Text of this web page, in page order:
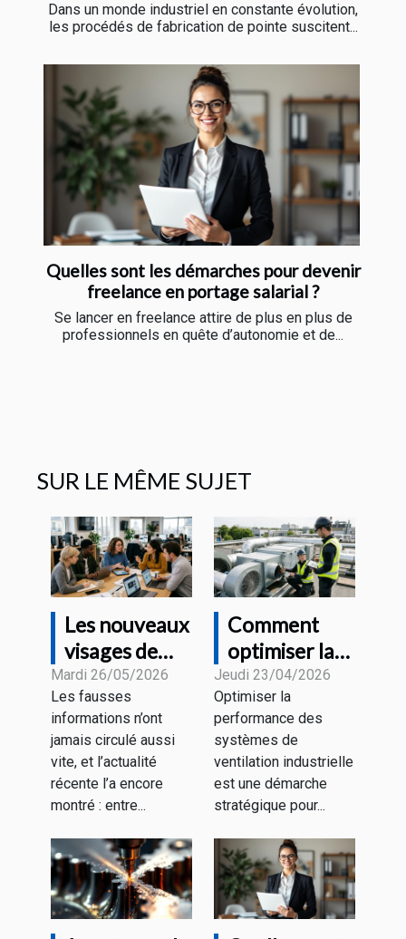
Dans un monde industriel en constante évolution,
les procédés de fabrication de pointe suscitent...
Quelles sont les démarches pour devenir
freelance en portage salarial ?
Se lancer en freelance attire de plus en plus de
professionnels en quête d’autonomie et de...
SUR LE MÊME SUJET
Les nouveaux
visages de
l'information
à l'heure des
fake news
Mardi 26/05/2026
Les fausses
informations n’ont
jamais circulé aussi
vite, et l’actualité
récente l’a encore
montré : entre...
Comment
optimiser la
performance
des systèmes
de ventilation
industrielle ?
Jeudi 23/04/2026
Optimiser la
performance des
systèmes de
ventilation industrielle
est une démarche
stratégique pour...